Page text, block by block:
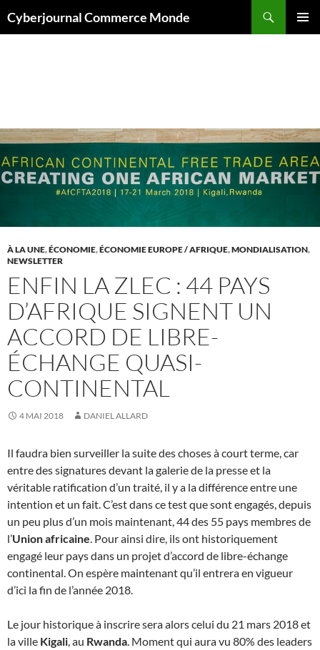
auCyberjournal Commerce Monde
À LA UNE,ÉCONOMIE,ÉCONOMIE EUROPE / AFRIQUE,MONDIALISATION,
NEWSLETTER
ENFIN LA ZLEC : 44 PAYS
D’AFRIQUE SIGNENT UN
ACCORD DE LIBRE-
ÉCHANGE QUASI-
CONTINENTAL
4 MAI 2018 DANIEL ALLARD
Il faudra bien surveiller la suite des choses à court terme, car
entre des signatures devant la galerie de la presse et la
véritable ratification d’un traité, il y a la différence entre une
intention et un fait. C’est dans ce test que sont engagés, depuis
un peu plus d’un mois maintenant, 44 des 55 pays membres de
l’Union africaine . Pour ainsi dire, ils ont historiquement
engagé leur pays dans un projet d’accord de libre-échange
continental. On espère maintenant qu’il entrera en vigueur
d’ici la fin de l’année 2018.
Le jour historique à inscrire sera alors celui du 21 mars 2018 et
la ville Kigali , au Rwanda . Moment qui aura vu 80% des leaders